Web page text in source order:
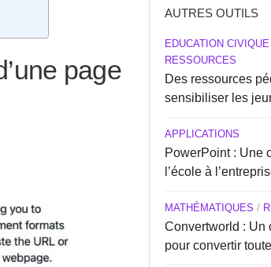
page
AUTRES OUTILS
EDUCATION CIVIQUE
RESSOURCES
Des ressources
sensibiliser les
APPLICATIONS
PowerPoint : Une
l’école à
MATHÉMATIQUES /
Convertworld : Un
pour convertir